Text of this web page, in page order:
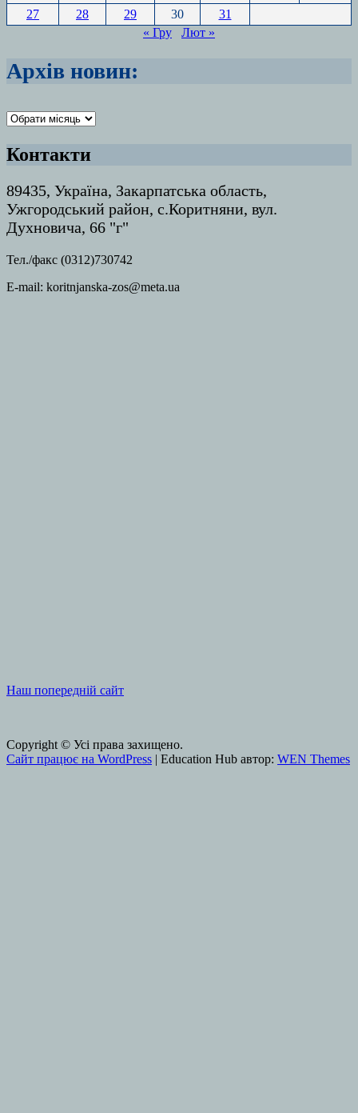
27
28 29 30
31
« Гру
Лют »
Архів новин:
Архіви
Контакти
89435, Україна, Закарпатська область,
Ужгородський район, с.Коритняни, вул.
Духновича, 66 "г"
Тел./факс (0312)730742
E-mail: koritnjanska-zos@meta.ua
Наш попередній сайт
Copyright © Усі права захищено.
Сайт працює на WordPress | Education Hub автор: WEN Themes